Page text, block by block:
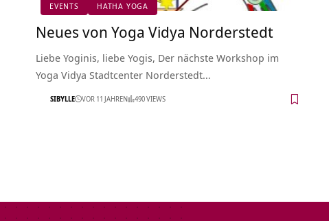
EVENTS HATHA YOGA
Neues von Yoga Vidya Norderstedt
Liebe Yoginis, liebe Yogis, Der nächste Workshop im
Yoga Vidya Stadtcenter Norderstedt…
SIBYLLE VOR 11 JAHREN 490 VIEWS